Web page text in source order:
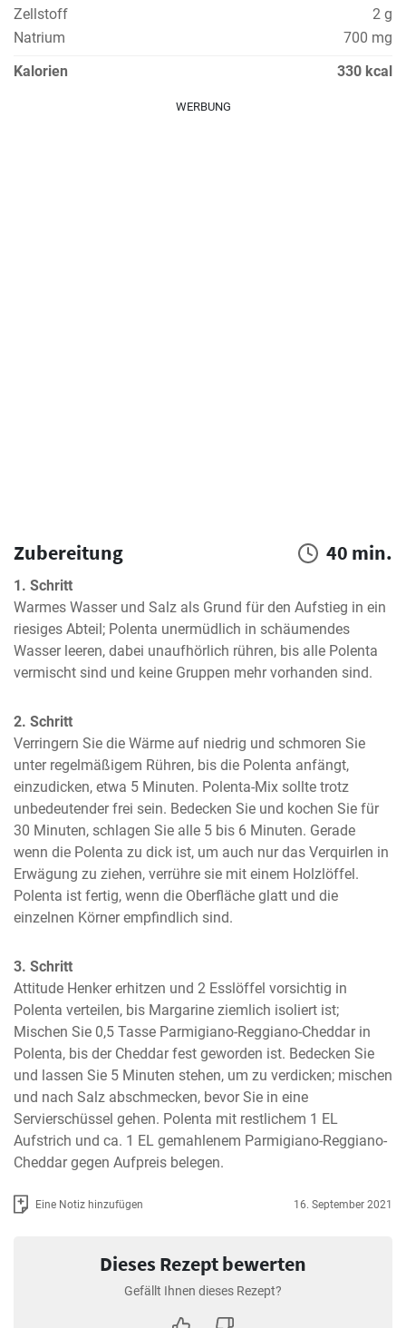
Zellstoff
2 g
Natrium
700 mg
Kalorien
330 kcal
WERBUNG
Zubereitung 40 min.
1. Schritt
Warmes Wasser und Salz als Grund für den Aufstieg in ein
riesiges Abteil; Polenta unermüdlich in schäumendes
Wasser leeren, dabei unaufhörlich rühren, bis alle Polenta
vermischt sind und keine Gruppen mehr vorhanden sind.
2. Schritt
Verringern Sie die Wärme auf niedrig und schmoren Sie
unter regelmäßigem Rühren, bis die Polenta anfängt,
einzudicken, etwa 5 Minuten. Polenta-Mix sollte trotz
unbedeutender frei sein. Bedecken Sie und kochen Sie für
30 Minuten, schlagen Sie alle 5 bis 6 Minuten. Gerade
wenn die Polenta zu dick ist, um auch nur das Verquirlen in
Erwägung zu ziehen, verrühre sie mit einem Holzlöffel.
Polenta ist fertig, wenn die Oberfläche glatt und die
einzelnen Körner empfindlich sind.
3. Schritt
Attitude Henker erhitzen und 2 Esslöffel vorsichtig in
Polenta verteilen, bis Margarine ziemlich isoliert ist;
Mischen Sie 0,5 Tasse Parmigiano-Reggiano-Cheddar in
Polenta, bis der Cheddar fest geworden ist. Bedecken Sie
und lassen Sie 5 Minuten stehen, um zu verdicken; mischen
und nach Salz abschmecken, bevor Sie in eine
Servierschüssel gehen. Polenta mit restlichem 1 EL
Aufstrich und ca. 1 EL gemahlenem Parmigiano-Reggiano-
Cheddar gegen Aufpreis belegen.
Eine Notiz hinzufügen 16. September 2021
Dieses Rezept bewerten
Gefällt Ihnen dieses Rezept?